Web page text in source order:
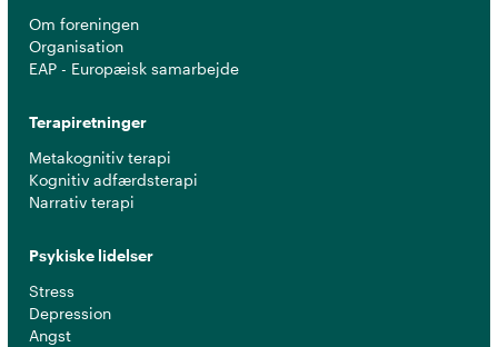
Om foreningen
Organisation
EAP - Europæisk samarbejde
Terapiretninger
Metakognitiv terapi
Kognitiv adfærdsterapi
Narrativ terapi
Psykiske lidelser
Stress
Depression
Angst